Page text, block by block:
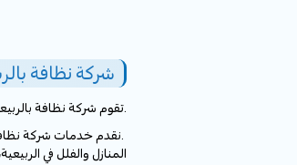
شركة نظافة
تقوم شركة نظافة بالربيعية في تقديم خدماتها بأسعار رخيصة ومناسبة لسكان الربيعية، نتواجد بالدقيقة في المنزل، نقوم في تقديم خدمات التنظيف المنزلي بالربيعية.
نقدم خدمات شركة نظافة بالربيعية بشكل احترافي ومميز على يد عمال نقل فلبينية ، يمنيين ، هنود ذو خبرة طويلة في المجال.
المنازل والفلل في